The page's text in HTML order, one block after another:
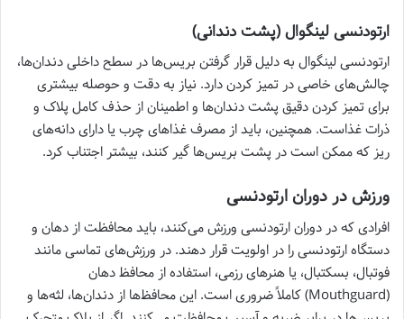
ارتودنسی لینگوال (پشت دندانی)
ارتودنسی لینگوال به دلیل قرار گرفتن بریس‌ها در سطح داخلی دندان‌ها،
چالش‌های خاصی در تمیز کردن دارد. نیاز به دقت و حوصله بیشتری
برای تمیز کردن دقیق پشت دندان‌ها و اطمینان از حذف کامل پلاک و
ذرات غذاست. همچنین، باید از مصرف غذاهای چرب یا دارای دانه‌های
ریز که ممکن است در پشت بریس‌ها گیر کنند، بیشتر اجتناب کرد.
ورزش در دوران ارتودنسی
افرادی که در دوران ارتودنسی ورزش می‌کنند، باید محافظت از دهان و
دستگاه ارتودنسی را در اولویت قرار دهند. در ورزش‌های تماسی مانند
فوتبال، بسکتبال، یا هنرهای رزمی، استفاده از محافظ دهان
(Mouthguard) کاملاً ضروری است. این محافظ‌ها از دندان‌ها، لثه‌ها و